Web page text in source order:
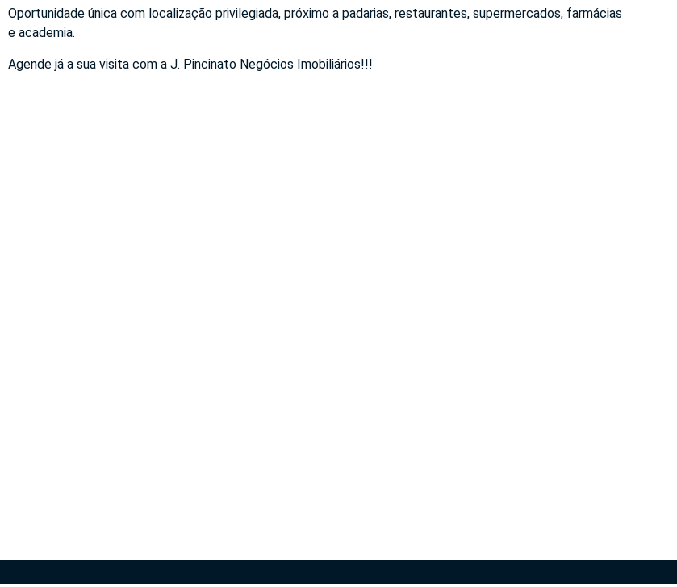
Oportunidade única com localização privilegiada, próximo a padarias, restaurantes, supermercados, farmácias
e academia.
Agende já a sua visita com a J. Pincinato Negócios Imobiliários!!!